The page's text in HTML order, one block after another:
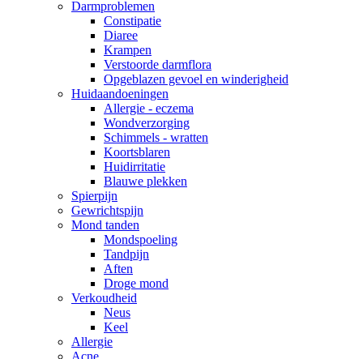
Darmproblemen
Constipatie
Diaree
Krampen
Verstoorde darmflora
Opgeblazen gevoel en winderigheid
Huidaandoeningen
Allergie - eczema
Wondverzorging
Schimmels - wratten
Koortsblaren
Huidirritatie
Blauwe plekken
Spierpijn
Gewrichtspijn
Mond tanden
Mondspoeling
Tandpijn
Aften
Droge mond
Verkoudheid
Neus
Keel
Allergie
Acne